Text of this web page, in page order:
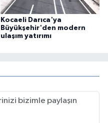
Kocaeli Darıca'ya
Büyükşehir'den modern
ulaşım yatırımı